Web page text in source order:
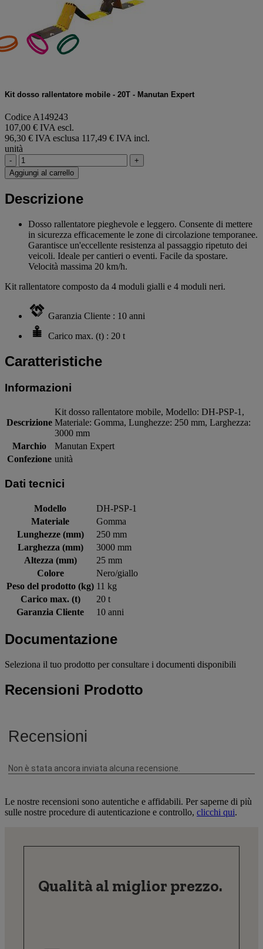
Kit dosso rallentatore mobile - 20T - Manutan Expert
Codice A149243
107,00 € IVA escl.
96,30 € IVA esclusa 117,49 € IVA incl.
unità
-
+
Aggiungi al carrello
Descrizione
Dosso rallentatore pieghevole e leggero. Consente di mettere
in sicurezza efficacemente le zone di circolazione temporanee.
Garantisce un'eccellente resistenza al passaggio ripetuto dei
veicoli. Ideale per cantieri o eventi. Facile da spostare.
Velocità massima 20 km/h.
Kit rallentatore composto da 4 moduli gialli e 4 moduli neri.
Garanzia Cliente : 10 anni
Carico max. (t) : 20 t
Caratteristiche
Informazioni
Descrizione
Kit dosso rallentatore mobile, Modello: DH-PSP-1,
Materiale: Gomma, Lunghezze: 250 mm, Larghezza:
3000 mm
Marchio
Manutan Expert
Confezione unità
Dati tecnici
Modello
DH-PSP-1
Materiale
Gomma
Lunghezze (mm)
250 mm
Larghezza (mm)
3000 mm
Altezza (mm)
25 mm
Colore
Nero/giallo
Peso del prodotto (kg) 11 kg
Carico max. (t)
20 t
Garanzia Cliente
10 anni
Documentazione
Seleziona il tuo prodotto per consultare i documenti disponibili
Recensioni Prodotto
Le nostre recensioni sono autentiche e affidabili. Per saperne di più
sulle nostre procedure di autenticazione e controllo, clicchi qui.
Qualità al miglior prezzo.